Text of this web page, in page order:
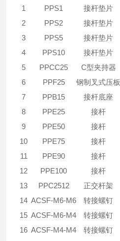
1
PPS1 接杆垫片
2
PPS2 接杆垫片
3
PPS5 接杆垫片
4
PPS10 接杆垫片
5
PPCC25 C型夹持器
6
PPF25 钢制叉式压板
7
PPB15 接杆底座
8
PPE25 接杆
9
PPE50 接杆
10
PPE75 接杆
11
PPE90 接杆
12
PPE100 接杆
13
PPC2512 正交杆架
14 ACSF-M6-M6 转接螺钉
15 ACSF-M6-M4 转接螺钉
16 ACSF-M4-M4 转接螺钉